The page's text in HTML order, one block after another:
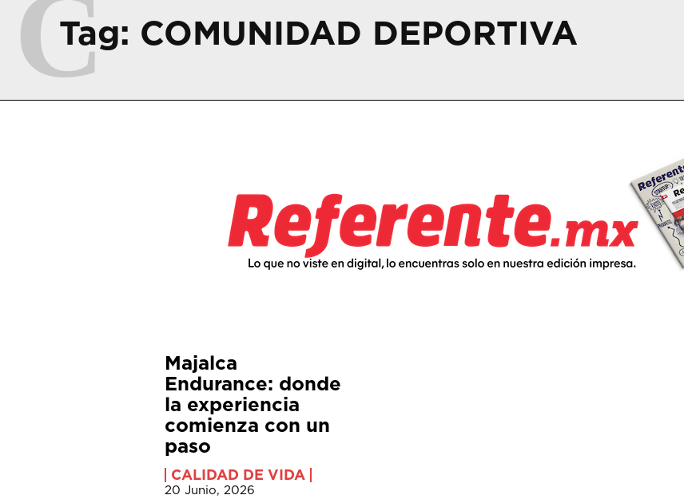
Tag: COMUNIDAD DEPORTIVA
C
Majalca
Endurance: donde
la experiencia
comienza con un
paso
CALIDAD DE VIDA
20 Junio, 2026